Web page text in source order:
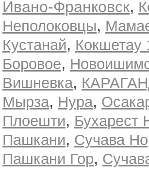
Ивано-Франковск,
Неполоковцы,
Кустанай, Кокшетау
Боровое,
Вишневка,
Мырза, Нура,
Плоешти, Бухарест
Пашкани, Сучава
Пашкани Гор,